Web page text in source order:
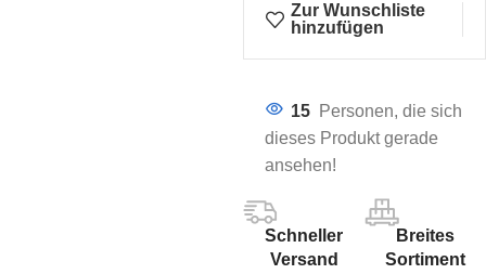
Zur Wunschliste
hinzufügen
15 Personen, die sich
dieses Produkt gerade
ansehen!
Schneller
Versand
Breites
Sortiment